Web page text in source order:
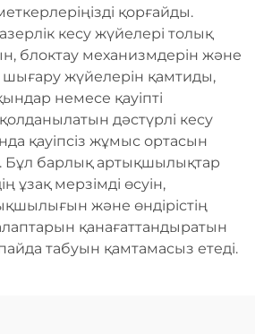
қорғайды.
кесу жүйелері толық
блоктау механизмдерін және
жүйелерін қамтиды,
немесе қауіпті
дәстүрлі кесу
қауіпсіз жұмыс ортасын
Бұл барлық артықшылықтар
ұзақ мерзімді өсуін,
және өндірістің
қанағаттандыратын
табуын қамтамасыз етеді.